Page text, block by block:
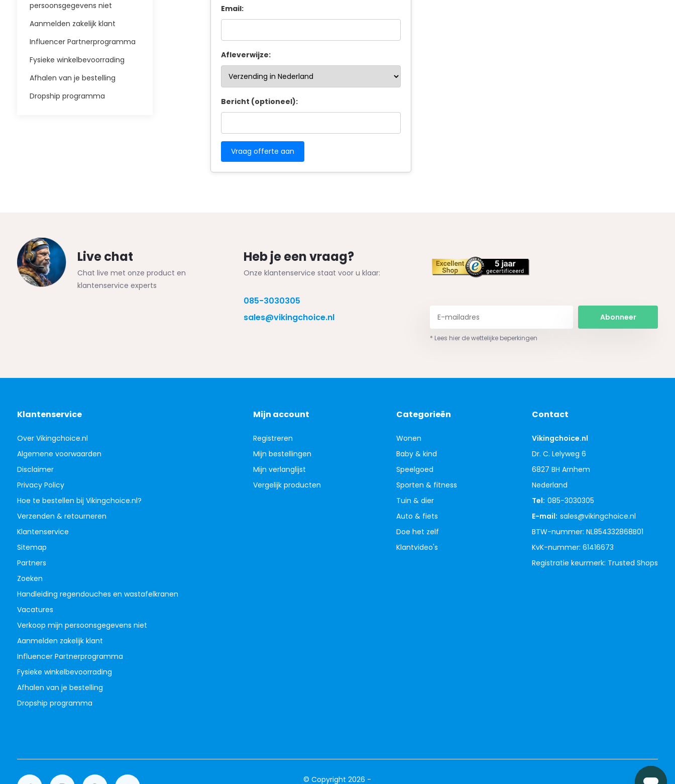
persoonsgegevens niet
Aanmelden zakelijk klant
Influencer Partnerprogramma
Fysieke winkelbevoorrading
Afhalen van je bestelling
Dropship programma
Email:
Afleverwijze:
Bericht (optioneel):
Live chat
Chat live met onze product en
klantenservice experts
Heb je een vraag?
Onze klantenservice staat voor u klaar:
085-3030305
sales@vikingchoice.nl
Abonneer
* Lees hier de wettelijke beperkingen
Klantenservice
Over Vikingchoice.nl
Algemene voorwaarden
Disclaimer
Privacy Policy
Hoe te bestellen bij Vikingchoice.nl?
Verzenden & retourneren
Klantenservice
Sitemap
Partners
Zoeken
Handleiding regendouches en wastafelkranen
Vacatures
Verkoop mijn persoonsgegevens niet
Aanmelden zakelijk klant
Influencer Partnerprogramma
Fysieke winkelbevoorrading
Afhalen van je bestelling
Dropship programma
Mijn account
Registreren
Mijn bestellingen
Mijn verlanglijst
Vergelijk producten
Categorieën
Wonen
Baby & kind
Speelgoed
Sporten & fitness
Tuin & dier
Auto & fiets
Doe het zelf
Klantvideo's
Contact
Vikingchoice.nl
Dr. C. Lelyweg 6
6827 BH Arnhem
Nederland
Tel: 085-3030305
E-mail: sales@vikingchoice.nl
BTW-nummer: NL854332868B01
KvK-nummer: 61416673
Registratie keurmerk: Trusted Shops
© Copyright 2026 -